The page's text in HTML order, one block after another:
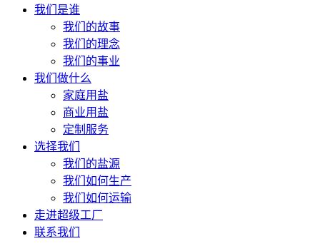
我们是谁
我们的故事
我们的理念
我们的事业
我们做什么
家庭用盐
商业用盐
定制服务
选择我们
我们的盐源
我们如何生产
我们如何运输
走进超级工厂
联系我们